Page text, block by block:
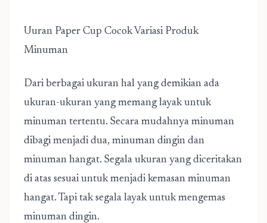
Uuran Paper Cup Cocok Variasi Produk
Minuman
Dari berbagai ukuran hal yang demikian ada
ukuran-ukuran yang memang layak untuk
minuman tertentu. Secara mudahnya minuman
dibagi menjadi dua, minuman dingin dan
minuman hangat. Segala ukuran yang diceritakan
di atas sesuai untuk menjadi kemasan minuman
hangat. Tapi tak segala layak untuk mengemas
minuman dingin.